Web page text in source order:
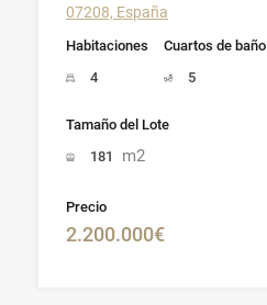
07208, España
Habitaciones
4
Cuartos de baño
5
Tamaño del Lote
181
m2
Precio
2.200.000€